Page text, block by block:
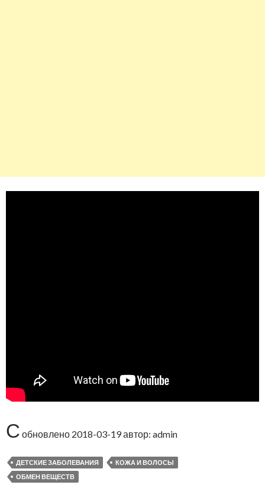
С обновлено 2018-03-19автор: admin
ДЕТСКИЕ ЗАБОЛЕВАНИЯ
КОЖА И ВОЛОСЫ
ОБМЕН ВЕЩЕСТВ